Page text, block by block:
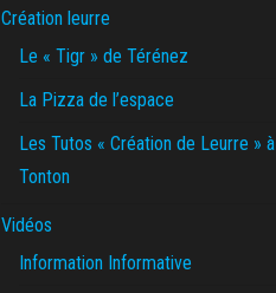
Création leurre
Le « Tigr » de Térénez
La Pizza de l’espace
Les Tutos « Création de Leurre » à
Tonton
Vidéos
Information Informative